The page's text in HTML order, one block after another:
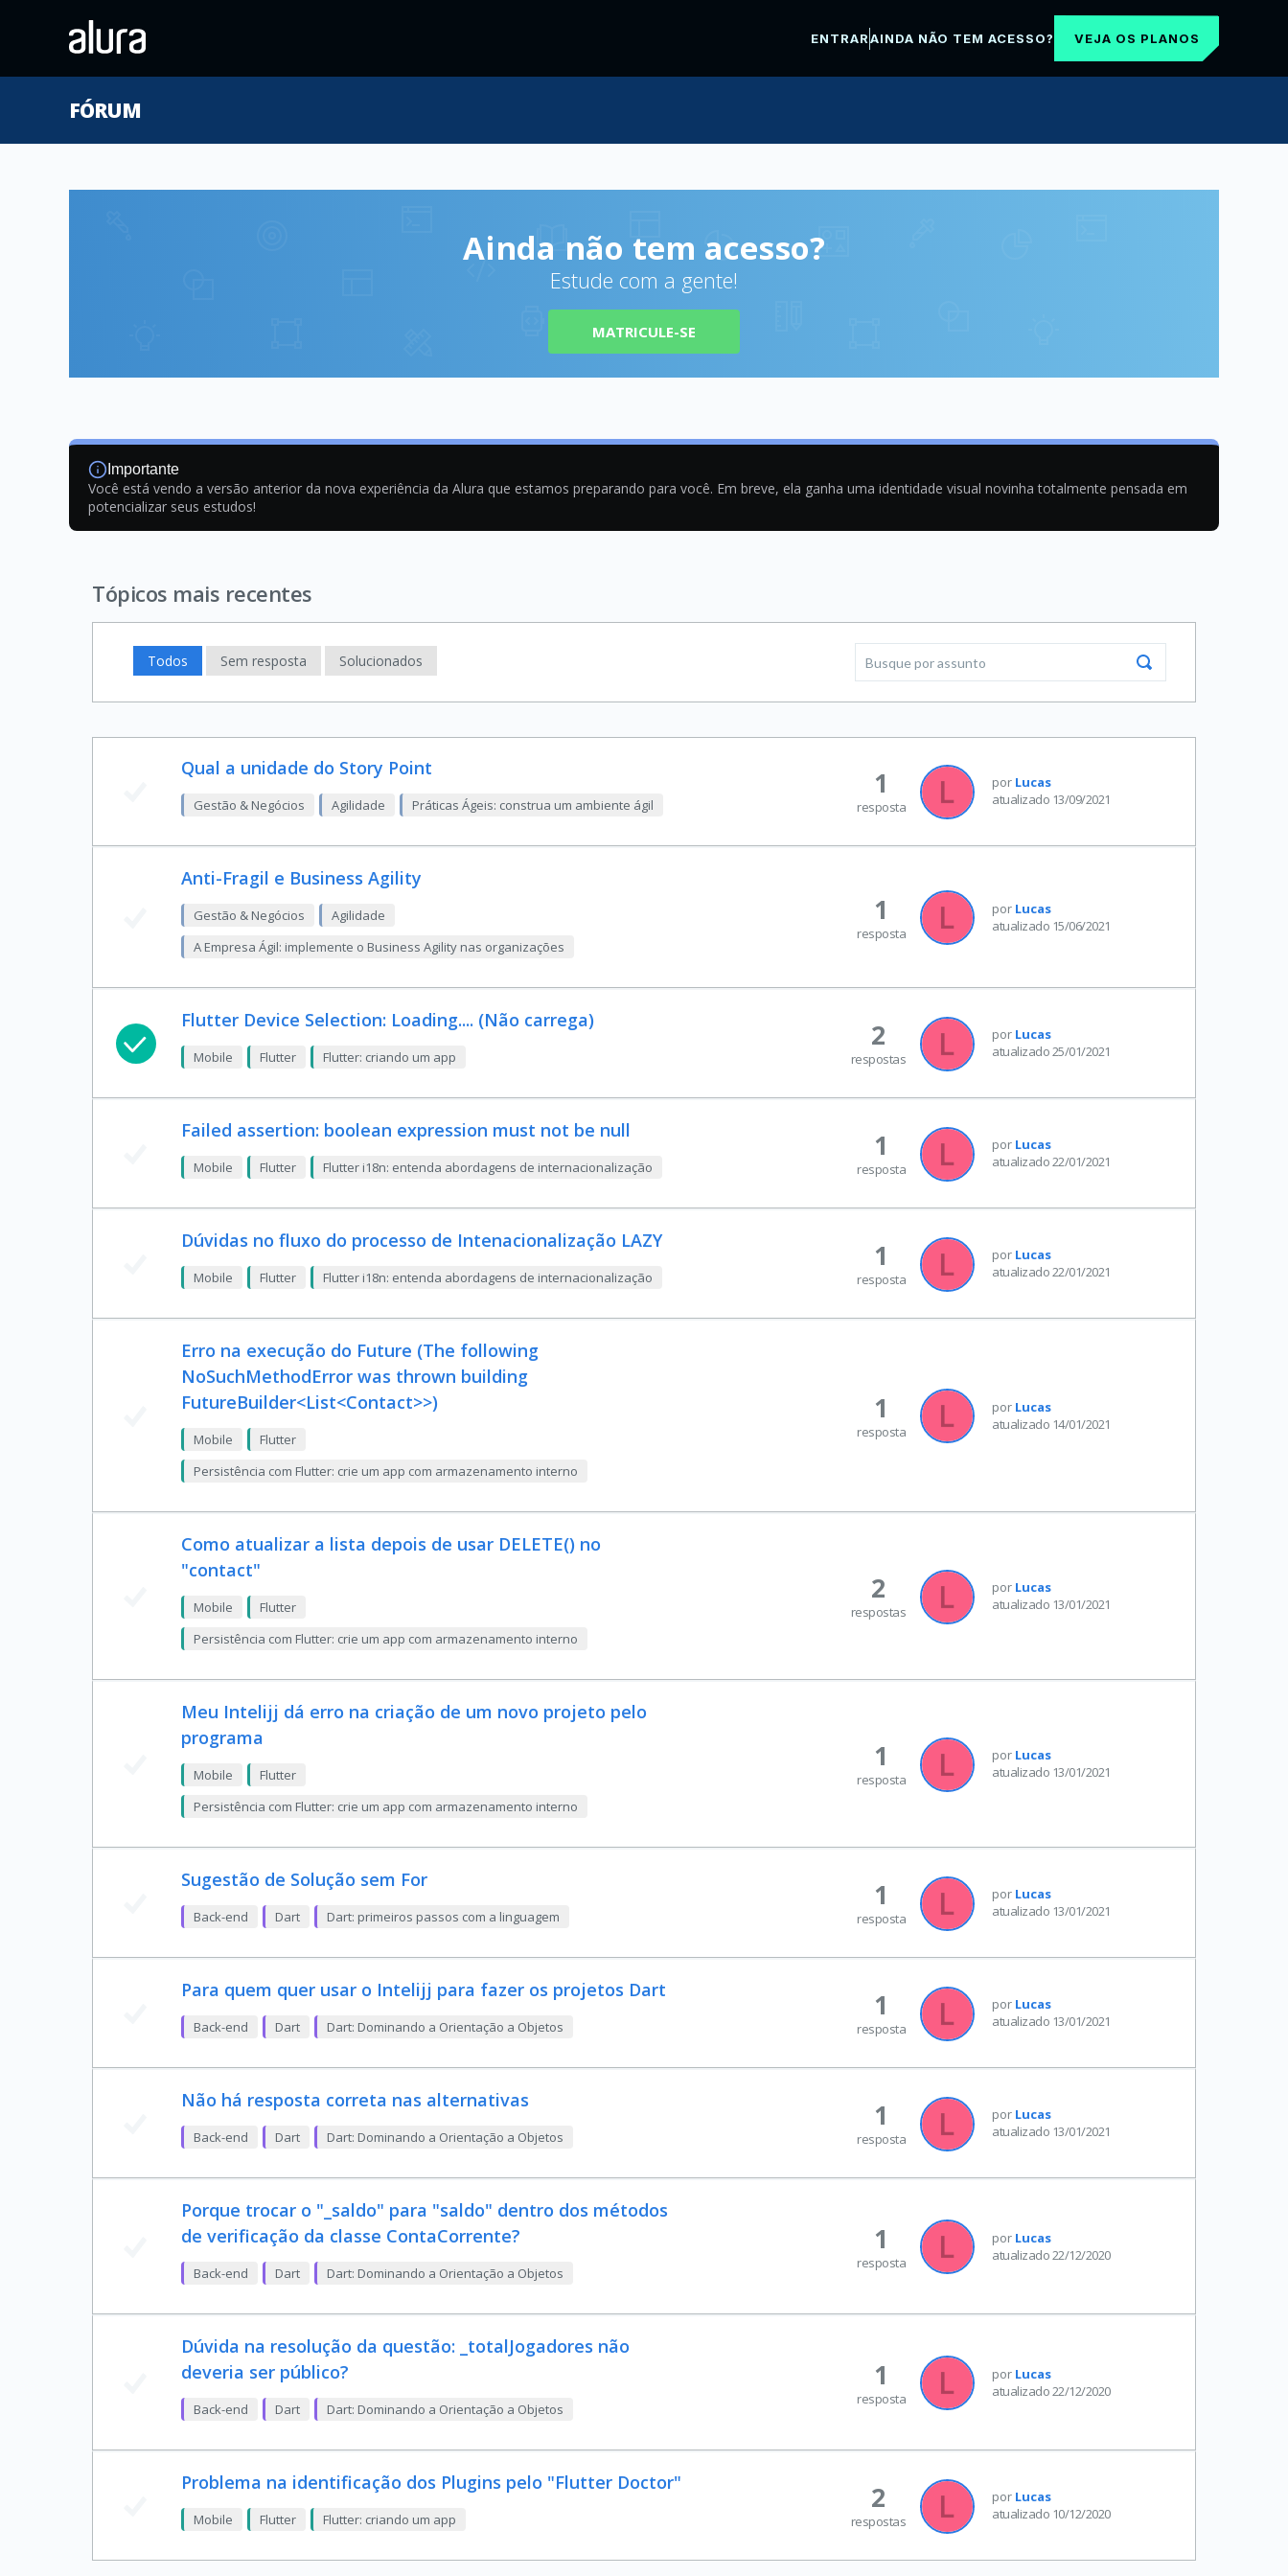
ENTRARAINDA NÃO TEM ACESSO? VEJA OS PLANOS
FÓRUM
Ainda não tem acesso?
Estude com a gente!
MATRICULE-SE
Importante
Você está vendo a versão anterior da nova experiência da Alura que estamos preparando para você. Em breve, ela ganha uma identidade visual novinha totalmente pensada em
potencializar seus estudos!
Tópicos mais recentes
Todos Sem resposta Solucionados
Qual a unidade do Story Point
Gestão & Negócios Agilidade Práticas Ágeis: construa um ambiente ágil
por Lucas
atualizado 13/09/2021
1
resposta
Anti-Fragil e Business Agility
Gestão & Negócios
Agilidade
A Empresa Ágil: implemente o Business Agility nas organizações
por Lucas
atualizado 15/06/2021
1
resposta
Flutter Device Selection: Loading.... (Não carrega)
Mobile Flutter Flutter: criando um app
por Lucas
atualizado 25/01/2021
2
respostas
Failed assertion: boolean expression must not be null
Mobile Flutter Flutter i18n: entenda abordagens de internacionalização
por Lucas
atualizado 22/01/2021
1
resposta
Dúvidas no fluxo do processo de Intenacionalização LAZY
Mobile Flutter Flutter i18n: entenda abordagens de internacionalização
por Lucas
atualizado 22/01/2021
1
resposta
Erro na execução do Future (The following
NoSuchMethodError was thrown building
FutureBuilder<List<Contact>>)
Mobile
Flutter
Persistência com Flutter: crie um app com armazenamento interno
por Lucas
atualizado 14/01/2021
1
resposta
Como atualizar a lista depois de usar DELETE() no
"contact"
Mobile
Flutter
Persistência com Flutter: crie um app com armazenamento interno
por Lucas
atualizado 13/01/2021
2
respostas
Meu Intelijj dá erro na criação de um novo projeto pelo
programa
Mobile
Flutter
Persistência com Flutter: crie um app com armazenamento interno
por Lucas
atualizado 13/01/2021
1
resposta
Sugestão de Solução sem For
Back-end Dart Dart: primeiros passos com a linguagem
por Lucas
atualizado 13/01/2021
1
resposta
Para quem quer usar o Intelijj para fazer os projetos Dart
Back-end Dart Dart: Dominando a Orientação a Objetos
por Lucas
atualizado 13/01/2021
1
resposta
Não há resposta correta nas alternativas
Back-end Dart Dart: Dominando a Orientação a Objetos
por Lucas
atualizado 13/01/2021
1
resposta
Porque trocar o "_saldo" para "saldo" dentro dos métodos
de verificação da classe ContaCorrente?
Back-end Dart Dart: Dominando a Orientação a Objetos
por Lucas
atualizado 22/12/2020
1
resposta
Dúvida na resolução da questão: _totalJogadores não
deveria ser público?
Back-end Dart Dart: Dominando a Orientação a Objetos
por Lucas
atualizado 22/12/2020
1
resposta
Problema na identificação dos Plugins pelo "Flutter Doctor"
Mobile Flutter Flutter: criando um app
por Lucas
atualizado 10/12/2020
2
respostas